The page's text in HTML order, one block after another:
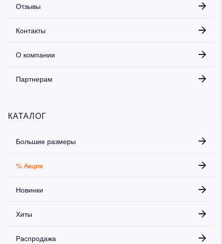
Отзывы
Контакты
О компании
Партнерам
КАТАЛОГ
Большие размеры
% Акции
Новинки
Хиты
Распродажа